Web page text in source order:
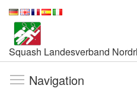
Squash Landesverband
Navigation